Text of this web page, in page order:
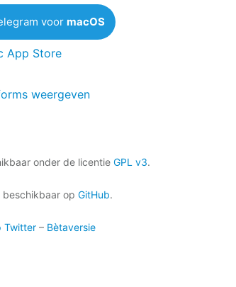
voor macOS
App Store
weergeven
onder de licentie GPL v3.
beschikbaar op GitHub.
Twitter– Bètaversie